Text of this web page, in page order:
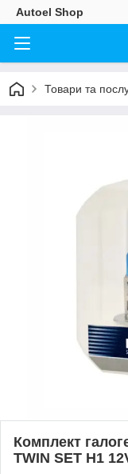
Autoel Shop
Товари та
Комплект
TWIN SET H1